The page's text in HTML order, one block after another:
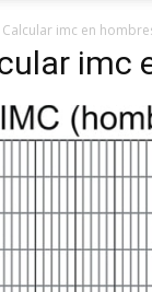
Calcular imc en
imc